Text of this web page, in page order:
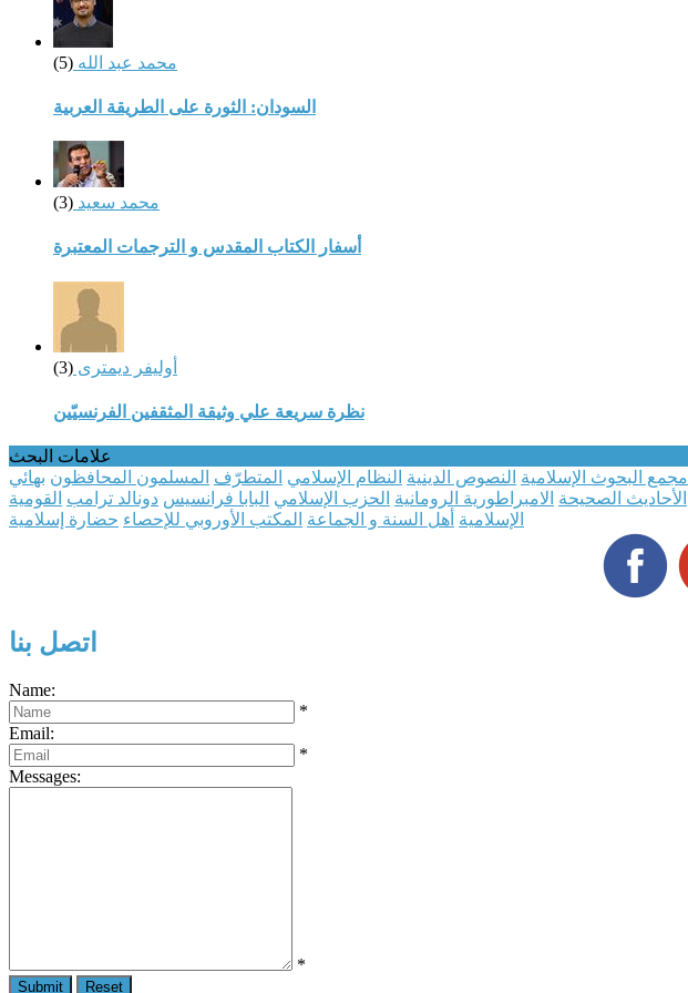
محمد عبد الله (5)
السودان: الثورة على الطريقة العربية
محمد سعيد (3)
أسفار الكتاب المقدس و الترجمات المعتبرة
أوليفر ديمترى (3)
نظرة سريعة علي وثيقة المثقفين الفرنسيّين
علامات البحث
مجمع البحوث الإسلامية النصوص الدينية النظام الإسلامي المتطرّف المسلمون المحافظون بهائي
الأحاديث الصحيحة الامبراطورية الرومانية الحزب الإسلامي البابا فرانسيس دونالد ترامب القومية
الإسلامية أهل السنة و الجماعة المكتب الأوروبي للإحصاء حضارة إسلامية
اتصل بنا
Name:
*
Email:
*
Messages:
*